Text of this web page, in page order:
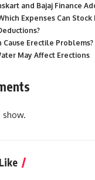
and Bajaj Finance
Expenses Can
Cause Erectile
May Affect Erections